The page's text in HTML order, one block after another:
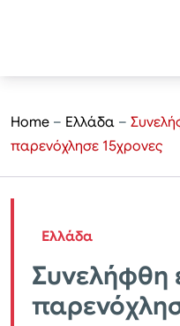
Home – Ελλάδα –
παρενόχλησε 15χρονες
Ελλάδα
Συνελήφθη